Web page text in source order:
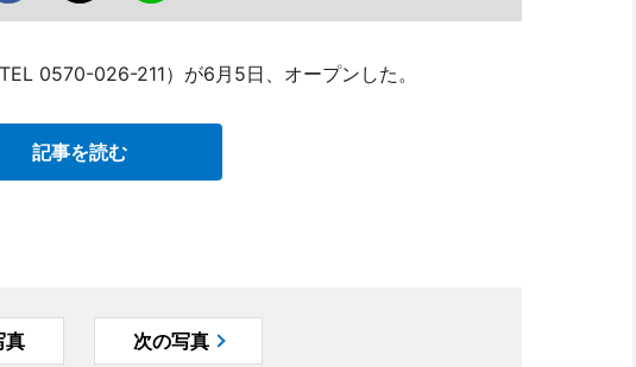
0570-026-211）が6月5日、オープンした。
記事を読む
真 次の写真